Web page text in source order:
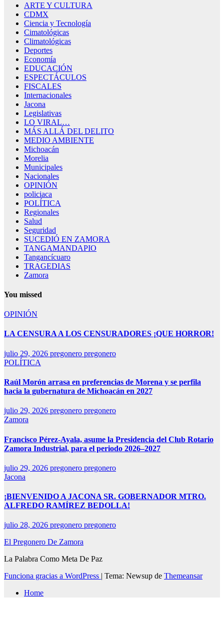
ARTE Y CULTURA
CDMX
Ciencia y Tecnología
Cimatológicas
Climatológicas
Deportes
Economía
EDUCACIÓN
ESPECTÁCULOS
FISCALES
Internacionales
Jacona
Legislativas
LO VIRAL…
MÁS ALLÁ DEL DELITO
MEDIO AMBIENTE
Michoacán
Morelia
Municipales
Nacionales
OPINIÓN
policiaca
POLÍTICA
Regionales
Salud
Seguridad
SUCEDIÓ EN ZAMORA
TANGAMANDAPIO
Tangancícuaro
TRAGEDIAS
Zamora
You missed
OPINIÓN
LA CENSURA A LOS CENSURADORES ¡QUE HORROR!
julio 29, 2026 pregonero pregonero
POLÍTICA
Raúl Morón arrasa en preferencias de Morena y se perfila
hacia la gubernatura de Michoacán en 2027
julio 29, 2026 pregonero pregonero
Zamora
Francisco Pérez-Ayala, asume la Presidencia del Club Rotario
Zamora Industrial, para el periodo 2026–2027
julio 29, 2026 pregonero pregonero
Jacona
¡BIENVENIDO A JACONA SR. GOBERNADOR MTRO.
ALFREDO RAMÍREZ BEDOLLA!
julio 28, 2026 pregonero pregonero
El Pregonero De Zamora
La Palabra Como Meta De Paz
Funciona gracias a WordPress | Tema: Newsup de Themeansar
Home